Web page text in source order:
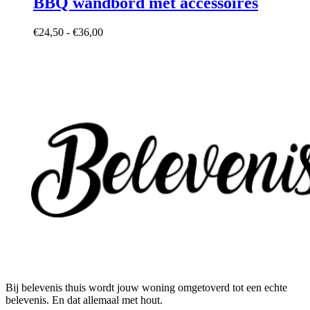
de
variaties.
optie
€24,50 - €36,00Prijsklasse:
Bij belevenis thuis wordt jouw woning omgetoverd tot een echte
belevenis. En dat allemaal met hout.